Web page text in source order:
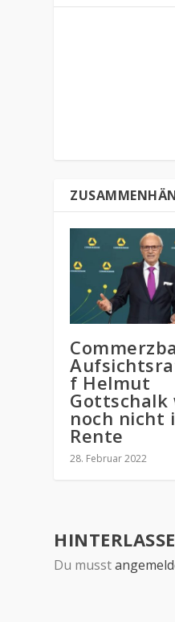
f Helmut
Gottschalk
noch nicht
Rente
28. Februar 2022
Du musst